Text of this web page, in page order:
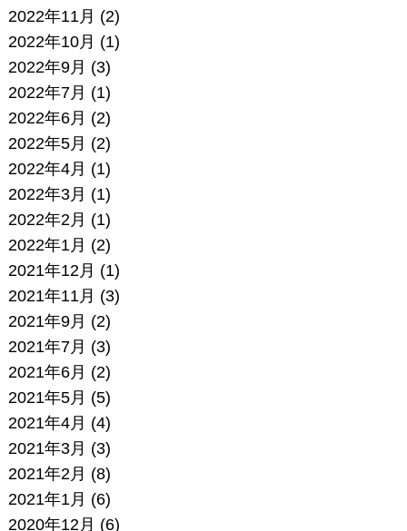
2022年11月 (2)
2022年10月 (1)
2022年9月 (3)
2022年7月 (1)
2022年6月 (2)
2022年5月 (2)
2022年4月 (1)
2022年3月 (1)
2022年2月 (1)
2022年1月 (2)
2021年12月 (1)
2021年11月 (3)
2021年9月 (2)
2021年7月 (3)
2021年6月 (2)
2021年5月 (5)
2021年4月 (4)
2021年3月 (3)
2021年2月 (8)
2021年1月 (6)
2020年12月 (6)